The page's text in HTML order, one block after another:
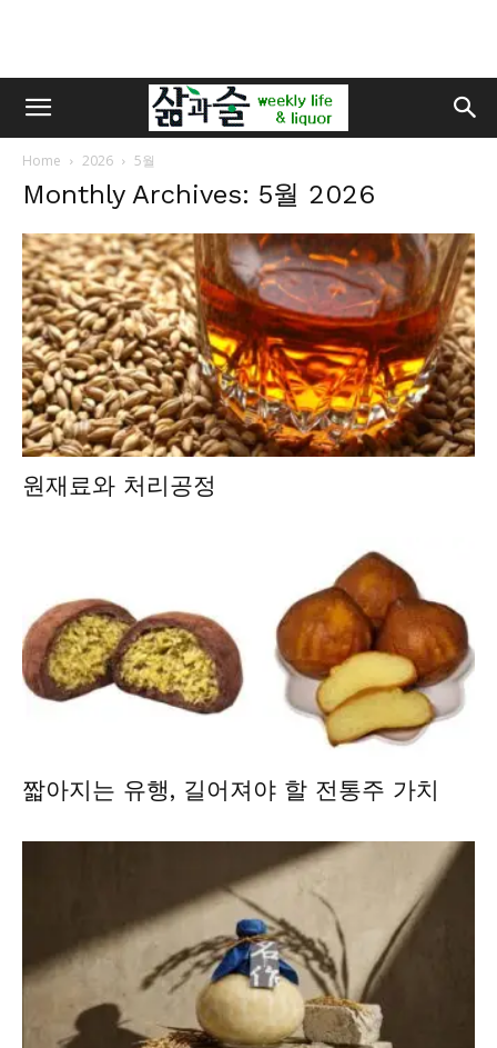
Home 2026 5월
Monthly Archives: 5월 2026
원재료와 처리공정
짧아지는 유행, 길어져야 할 전통주 가치